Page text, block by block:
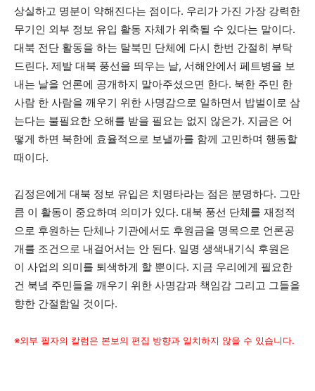
상실하고 명분이 약해진다는 점이다. 우리가 가진 가장 강력한
무기인 외부 정보 유입 활동 자체가 위축될 수 있다는 말이다.
대북 전단 활동을 하는 탈북민 단체에 다시 한번 간절히 부탁
드린다. 제발 대북 풍선을 띄우는 날, 서해안에서 페트병을 보
내는 날을 언론에 공개하지 말아주셨으면 한다. 북한 주민 한
사람 한 사람을 깨우기 위한 사명감으로 일하면서 밥벌이로 삼
는다는 불필요한 오해를 받을 필요는 없지 않은가. 지금은 어
떻게 하면 북한에 효율적으로 보낼까를 함께 고민하며 행동할
때이다.
김정은에게 대북 정보 유입은 치명타라는 점은 분명하다. 그만
큼 이 활동이 중요하며 의미가 있다. 대북 풍선 단체를 재정적
으로 후원하는 단체나 기관에서도 후원금을 명목으로 언론공
개를 조건으로 내걸어서는 안 된다. 일명 생색내기식 후원은
이 사업의 의미를 퇴색하게 할 뿐이다. 지금 우리에게 필요한
건 북녘 주민들을 깨우기 위한 사명감과 책임감 그리고 그들을
향한 간절함일 것이다.
※외부 필자의 칼럼은 본보의 편집 방향과 일치하지 않을 수 있습니다.